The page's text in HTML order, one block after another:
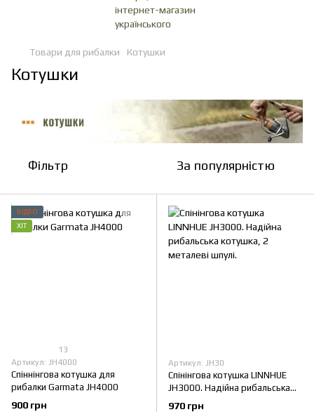
Товари для рибалки Котушки
Котушки
Фільтр За популярністю
ВІДЕО
ХІТ
13
Артикул: JH4000
Спіннінгова котушка для
рибалки Garmata JH4000
900 грн
Артикул: JH30
Спінінгова котушка LINNHUE
JH3000. Надійна рибальська
котушка, 2 металеві шпулі.
970 грн